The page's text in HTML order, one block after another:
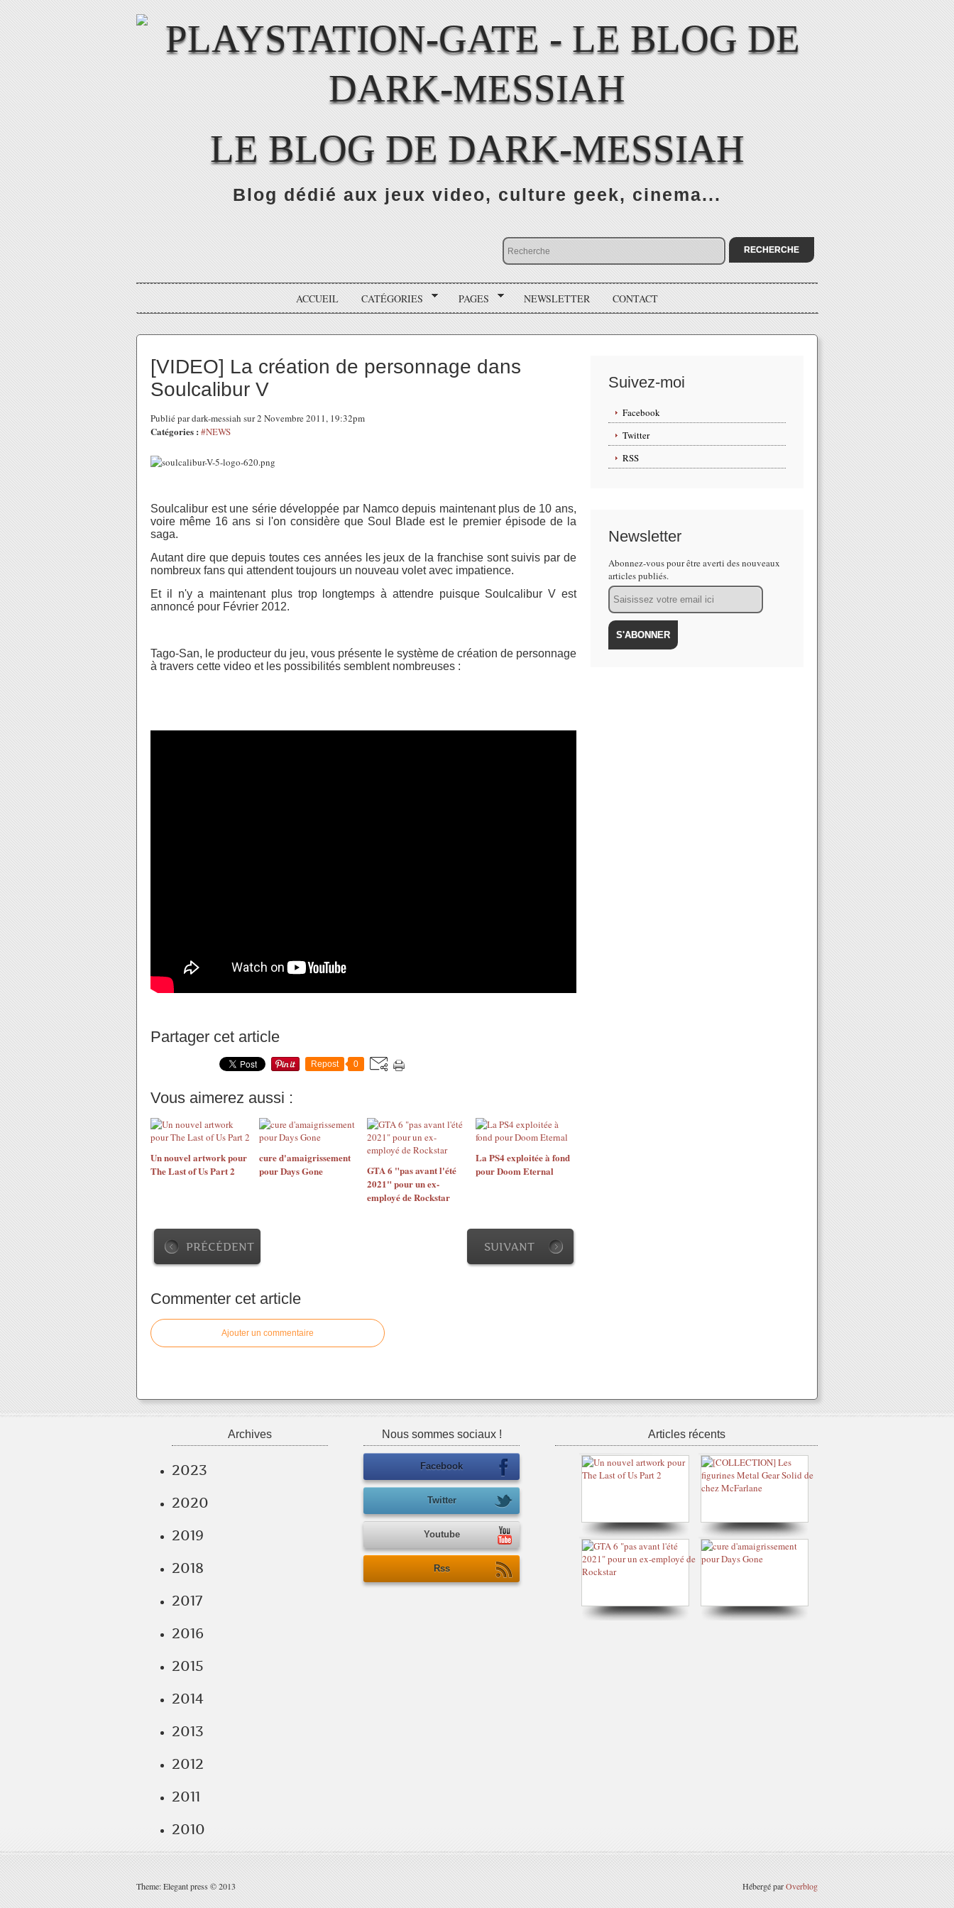
LE BLOG DE DARK-MESSIAH
Blog dédié aux jeux video, culture geek, cinema...
ACCUEIL CATÉGORIES PAGES NEWSLETTER CONTACT
[VIDEO] La création de personnage dans
Soulcalibur V
Publié par dark-messiah sur 2 Novembre 2011, 19:32pm
Catégories : #NEWS
Soulcalibur est une série développée par Namco depuis maintenant plus de 10 ans,
voire même 16 ans si l'on considère queSoul Blade est le premier épisode de la
saga.
Autant dire que depuis toutes ces années les jeux de la franchise sont suivis par de
nombreux fans qui attendent toujours un nouveau volet avec impatience.
Et il n'y a maintenant plus trop longtemps à attendre puisque Soulcalibur V est
annoncé pour Février 2012.
Tago-San, le producteur du jeu, vous présente le système de création de personnage
à travers cette video et les possibilités semblent nombreuses :
Partager cet article
Repost 0
Vous aimerez aussi :
Un nouvel artwork pour
The Last of Us Part 2
cure d'amaigrissement
pour Days Gone
GTA 6 "pas avant l'été
2021" pour un ex-
employé de Rockstar
La PS4 exploitée à fond
pour Doom Eternal
PRÉCÉDENT SUIVANT
Commenter cet article
Ajouter un commentaire
Suivez-moi
Facebook
Twitter
RSS
Newsletter
Abonnez-vous pour être averti des nouveaux
articles publiés.
Email
Archives
2023
2020
2019
2018
2017
2016
2015
2014
2013
2012
2011
2010
Nous sommes sociaux !
Facebook
Twitter
Youtube
Rss
Articles récents
Theme: Elegant press © 2013 Hébergé parOverblog